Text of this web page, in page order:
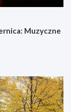
Muzyczne